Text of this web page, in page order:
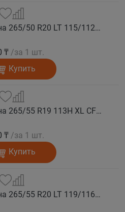
COMFORSER Автошина 265/50 R20 LT 115/112S CF1100 RWL лето
₸ /за 1 шт.
Купить
COMFORSER Автошина 265/55 R19 113H XL CF1100 RWL лето
₸ /за 1 шт.
Купить
COMFORSER Автошина 265/55 R20 LT 119/116R CF1100 10PR RWL лето